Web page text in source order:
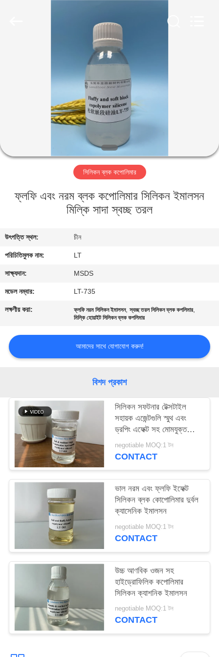
কারখানা
যোগাযোগ
করুন
খবর
উদ্ধৃতির
জন্য
সাইট
ম্যাপ
PRIVACY
POLICY
সিলিকন ব্লক কপোলিমার
ফ্লফি এবং নরম ব্লক কপোলিমার সিলিকন ইমালসন
মিল্কি সাদা স্বচ্ছ তরল
উৎপত্তি স্থল: চীন
পরিচিতিমুলক নাম: LT
সাক্ষ্যদান: MSDS
মডেল নম্বার: LT-735
লক্ষণীয় করা: ফ্লফি নরম সিলিকন ইমালসন,স্বচ্ছ তরল সিলিকন ব্লক কপলিমার,
মিল্কি হোয়াইট সিলিকন ব্লক কপলিমার
আমাদের সাথে যোগাযোগ করুন!
বিশদ প্রকাশ
সিলিকন সফটনার টেক্সটাইল
সহায়ক এজেন্টগুলি স্মুথ এবং
ড্রপিং এফেক্ট সহ মোমযুক্ত
মসৃণ অনুভূতি
negotiable MOQ:1 টন
CONTACT
ভাল নরম এবং ফ্লফি ইফেক্ট
সিলিকন ব্লক কোপোলিমার দুর্বল
ক্যাসেনিক ইমালসন
negotiable MOQ:1 টন
CONTACT
উচ্চ আণবিক ওজন সহ
হাইড্রোফিলিক কপোলিমার
সিলিকন ক্যাশনিক ইমালসন
negotiable MOQ:1 টন
CONTACT